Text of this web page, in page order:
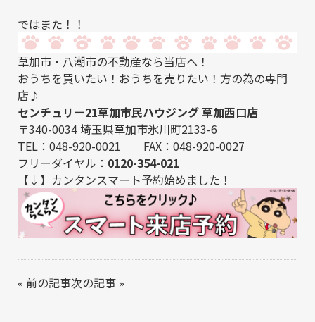
ではまた！！
草加市・八潮市の不動産なら当店へ！
おうちを買いたい！おうちを売りたい！方の為の専門
店♪
センチュリー21草加市民ハウジング 草加西口店
〒340-0034 埼玉県草加市氷川町2133-6
TEL：048-920-0021 FAX：048-920-0027
フリーダイヤル： 0120-354-021
【↓】カンタンスマート予約始めました！
« 前の記事次の記事 »